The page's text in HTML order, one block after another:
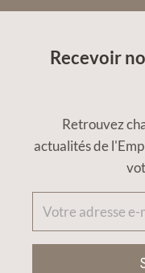
Recevoir
Retrouvez
actualités de